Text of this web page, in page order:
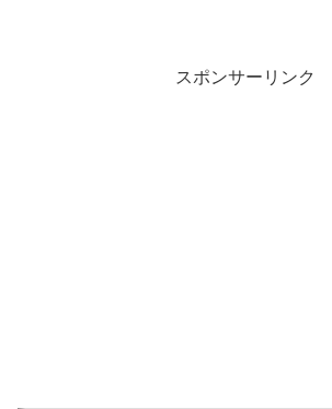
スポンサーリンク